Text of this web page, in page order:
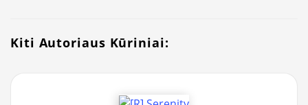
Kiti Autoriaus Kūriniai: